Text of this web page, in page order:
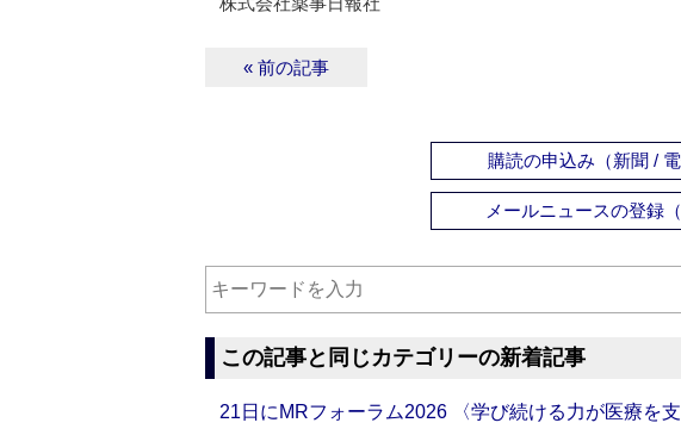
« 前の記事
購読の申込み（新聞 / 電
メールニュースの登録（
この記事と同じカテゴリーの新着記事
21日にMRフォーラム2026 〈学び続ける力が医療